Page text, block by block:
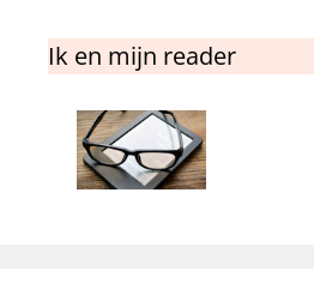
Ik en mijn reader